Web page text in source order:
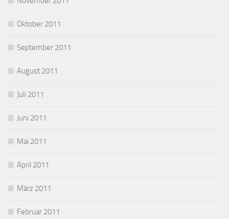
Oktober 2011
September 2011
August 2011
Juli 2011
Juni 2011
Mai 2011
April 2011
März 2011
Februar 2011